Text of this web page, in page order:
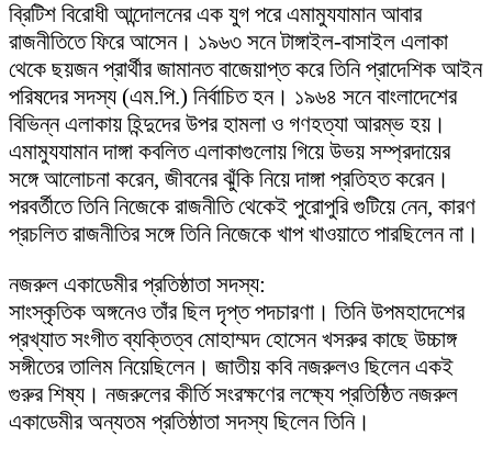
ব্রিটিশ বিরোধী আন্দোলনের এক যুগ পরে এমামুযযামান আবার
রাজনীতিতে ফিরে আসেন। ১৯৬৩ সনে টাঙ্গাইল-বাসাইল এলাকা
থেকে ছয়জন প্রার্থীর জামানত বাজেয়াপ্ত করে তিনি প্রাদেশিক আইন
পরিষদের সদস্য (এম.পি.) নির্বাচিত হন। ১৯৬৪ সনে বাংলাদেশের
বিভিন্ন এলাকায় হিন্দুদের উপর হামলা ও গণহত্যা আরম্ভ হয়।
এমামুযযামান দাঙ্গা কবলিত এলাকাগুলোয় গিয়ে উভয় সম্প্রদায়ের
সঙ্গে আলোচনা করেন, জীবনের ঝুঁকি নিয়ে দাঙ্গা প্রতিহত করেন।
পরবর্তীতে তিনি নিজেকে রাজনীতি থেকেই পুরোপুরি গুটিয়ে নেন, কারণ
প্রচলিত রাজনীতির সঙ্গে তিনি নিজেকে খাপ খাওয়াতে পারছিলেন না।
নজরুল একাডেমীর প্রতিষ্ঠাতা সদস্য:
সাংস্কৃতিক অঙ্গনেও তাঁর ছিল দৃপ্ত পদচারণা। তিনি উপমহাদেশের
প্রখ্যাত সংগীত ব্যক্তিত্ব মোহাম্মদ হোসেন খসরুর কাছে উচ্চাঙ্গ
সঙ্গীতের তালিম নিয়েছিলেন। জাতীয় কবি নজরুলও ছিলেন একই
গুরুর শিষ্য। নজরুলের কীর্তি সংরক্ষণের লক্ষ্যে প্রতিষ্ঠিত নজরুল
একাডেমীর অন্যতম প্রতিষ্ঠাতা সদস্য ছিলেন তিনি।